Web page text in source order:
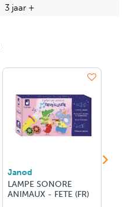
3 jaar +
Janod
LAMPE SONORE
ANIMAUX - FETE (FR)